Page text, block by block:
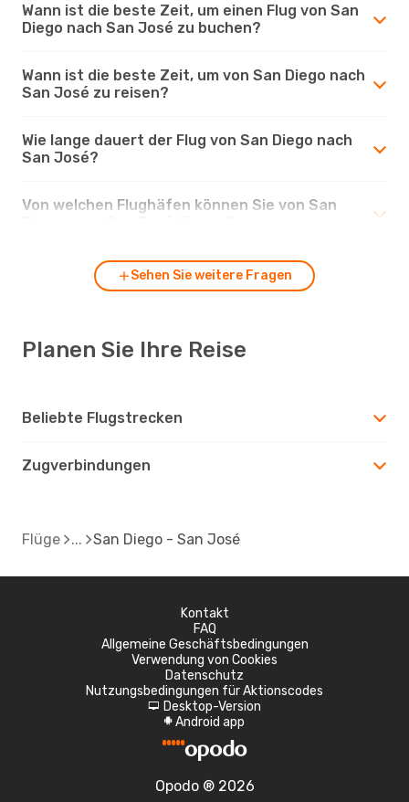
Wann ist die beste Zeit, um einen Flug von San
Diego nach San José zu buchen?
Wann ist die beste Zeit, um von San Diego nach
San José zu reisen?
Wie lange dauert der Flug von San Diego nach
San José?
Von welchen Flughäfen können Sie von San
Sehen Sie weitere Fragen
Planen Sie Ihre Reise
Beliebte Flugstrecken
Zugverbindungen
Flüge San Diego - San José
Kontakt
FAQ
Allgemeine Geschäftsbedingungen
Verwendung von Cookies
Datenschutz
Nutzungsbedingungen für Aktionscodes
d Desktop-Version
A Android app
Opodo ® 2026